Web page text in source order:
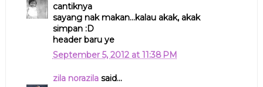
cantiknya
sayang nak makan...kalau akak, akak
simpan :D
header baru ye
September 5, 2012 at 11:38 PM
zila norazilasaid...